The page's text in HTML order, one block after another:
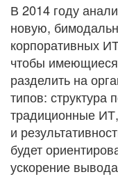
В 2014 году
новую,
корпоративных
чтобы
разделить на
типов: структура
традиционные
и
будет
ускорение